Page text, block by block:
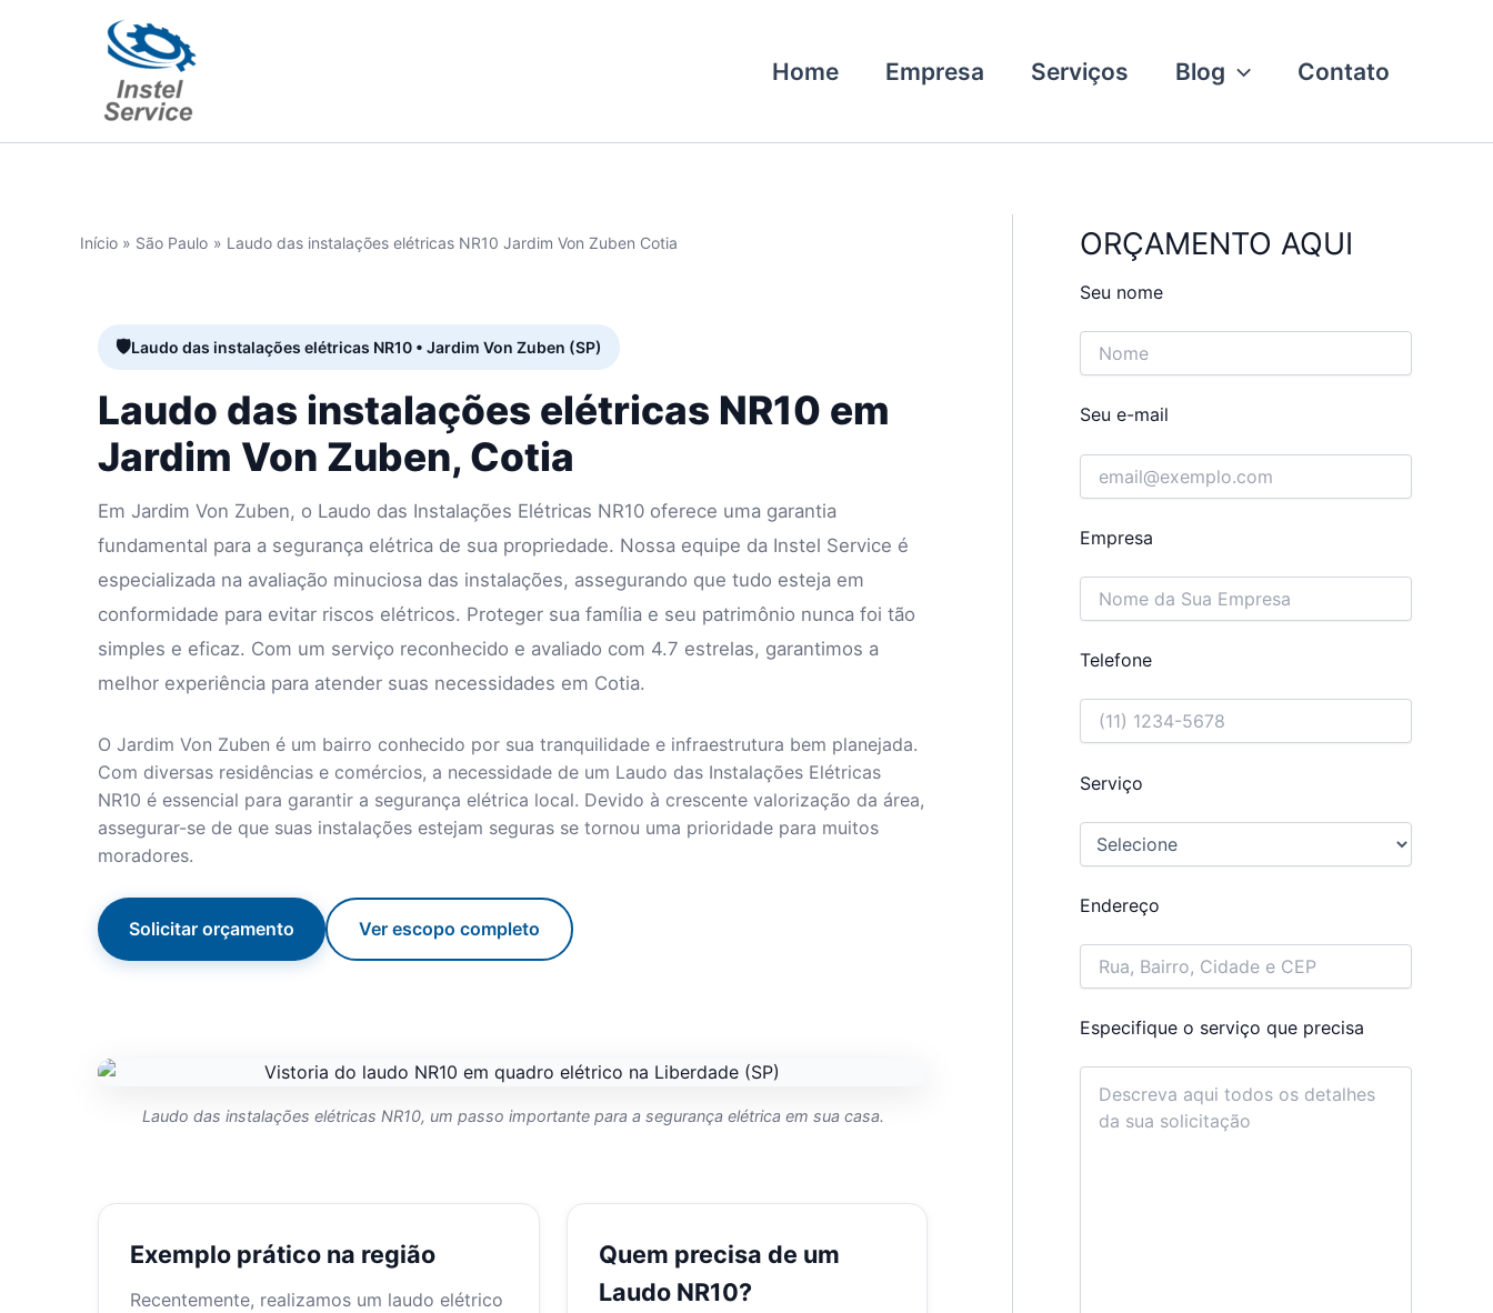
Home Empresa Serviços Blog Contato
Início São Paulo Laudo das instalações elétricas NR10 Jardim Von Zuben Cotia
Laudo das instalações elétricas NR10 • Jardim Von Zuben (SP)
Laudo das instalações elétricas NR10 em
Jardim Von Zuben, Cotia
Em Jardim Von Zuben, o Laudo das Instalações Elétricas NR10 oferece uma garantia
fundamental para a segurança elétrica de sua propriedade. Nossa equipe da Instel Service é
especializada na avaliação minuciosa das instalações, assegurando que tudo esteja em
conformidade para evitar riscos elétricos. Proteger sua família e seu patrimônio nunca foi tão
simples e eficaz. Com um serviço reconhecido e avaliado com 4.7 estrelas, garantimos a
melhor experiência para atender suas necessidades em Cotia.
O Jardim Von Zuben é um bairro conhecido por sua tranquilidade e infraestrutura bem planejada.
Com diversas residências e comércios, a necessidade de um Laudo das Instalações Elétricas
NR10 é essencial para garantir a segurança elétrica local. Devido à crescente valorização da área,
assegurar-se de que suas instalações estejam seguras se tornou uma prioridade para muitos
moradores.
Solicitar orçamento Ver escopo completo
Laudo das instalações elétricas NR10, um passo importante para a segurança elétrica em sua casa.
Exemplo prático na região
Recentemente, realizamos um laudo elétrico
Quem precisa de um
Laudo NR10?
ORÇAMENTO AQUI
Seu nome
Seu e-mail
Empresa
Telefone
Serviço
Endereço
Especifique o serviço que precisa